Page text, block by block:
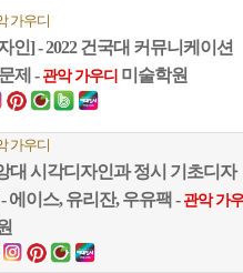
가우디
인] - 2022 건국대 커뮤니케이션
제 - 관악 가우디 미술학원
가우디
대 시각디자인과 정시 기초디자
에이스, 유리잔, 우유팩 - 관악 가우